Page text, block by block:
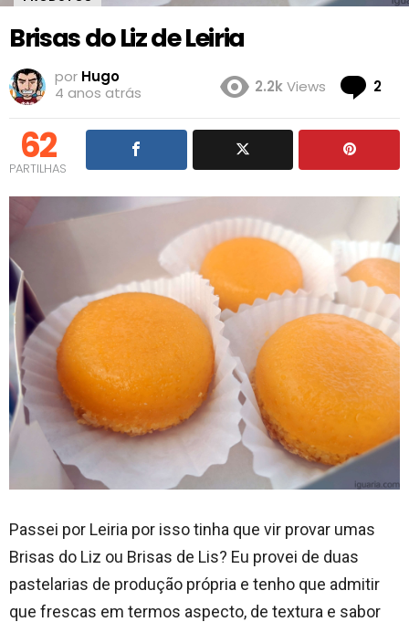
Brisas do Liz de Leiria
por Hugo
4 anos atrás
2.2kViews 2
62
PARTILHAS
Passei por Leiria por isso tinha que vir provar umas
Brisas do Liz ou Brisas de Lis? Eu provei de duas
pastelarias de produção própria e tenho que admitir
que frescas em termos aspecto, de textura e sabor